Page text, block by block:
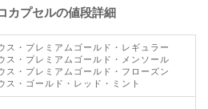
カプセルの値段詳細
ス・プレミアムゴールド・レギュラー
ス・プレミアムゴールド・メンソール
ス・プレミアムゴールド・フローズン
ス・ゴールド・レッド・ミント